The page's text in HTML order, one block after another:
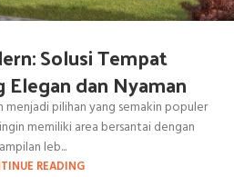
Solusi Tempat
Elegan dan Nyaman
pilihan yang semakin populer
memiliki area bersantai dengan
leb...
READING